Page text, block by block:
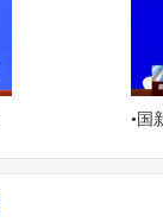
• 国